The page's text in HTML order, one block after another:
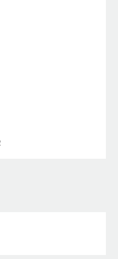
ネスを守る方法
す。このため、自社のビジネス
。...